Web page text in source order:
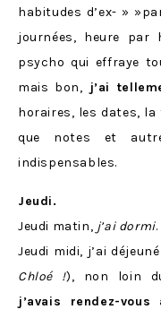
habitudes d’ex- »
journées, heure par
psycho qui effraye
mais bon, j’ai
horaires, les dates, la
que notes et
indispensables.
Jeudi.
Jeudi matin, j’ai dormi.
Jeudi midi, j’ai
Chloé !), non loin
j’avais rendez-